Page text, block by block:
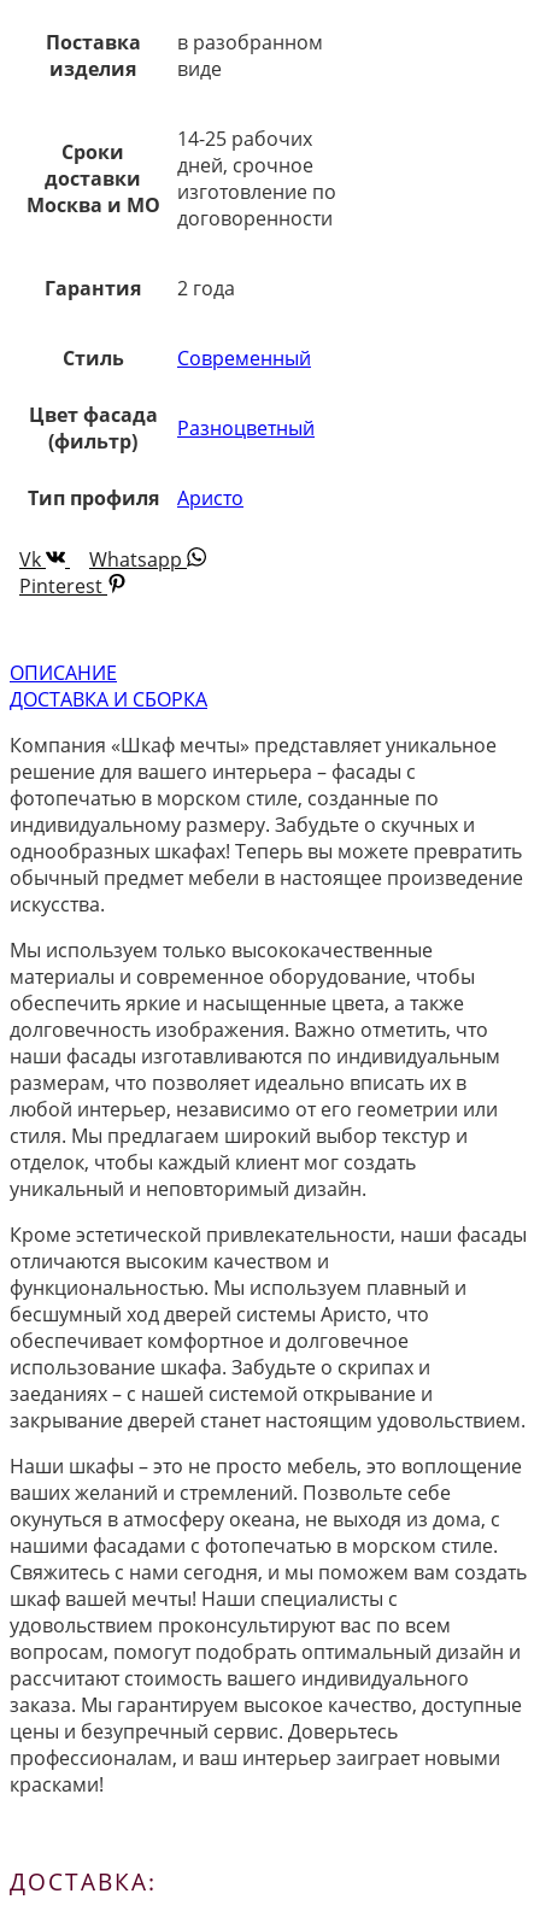
Поставка
изделия
в разобранном
виде
Сроки
доставки
Москва и МО
14-25 рабочих
дней, срочное
изготовление по
договоренности
Гарантия 2 года
Стиль Современный
Цвет фасада
(фильтр)
Разноцветный
Тип профиля Аристо
Vk
Whatsapp
Pinterest
ОПИСАНИЕ
ДОСТАВКА И СБОРКА
Компания «Шкаф мечты» представляет уникальное
решение для вашего интерьера – фасады с
фотопечатью в морском стиле, созданные по
индивидуальному размеру. Забудьте о скучных и
однообразных шкафах! Теперь вы можете превратить
обычный предмет мебели в настоящее произведение
искусства.
Мы используем только высококачественные
материалы и современное оборудование, чтобы
обеспечить яркие и насыщенные цвета, а также
долговечность изображения. Важно отметить, что
наши фасады изготавливаются по индивидуальным
размерам, что позволяет идеально вписать их в
любой интерьер, независимо от его геометрии или
стиля. Мы предлагаем широкий выбор текстур и
отделок, чтобы каждый клиент мог создать
уникальный и неповторимый дизайн.
Кроме эстетической привлекательности, наши фасады
отличаются высоким качеством и
функциональностью. Мы используем плавный и
бесшумный ход дверей системы Аристо, что
обеспечивает комфортное и долговечное
использование шкафа. Забудьте о скрипах и
заеданиях – с нашей системой открывание и
закрывание дверей станет настоящим удовольствием.
Наши шкафы – это не просто мебель, это воплощение
ваших желаний и стремлений. Позвольте себе
окунуться в атмосферу океана, не выходя из дома, с
нашими фасадами с фотопечатью в морском стиле.
Свяжитесь с нами сегодня, и мы поможем вам создать
шкаф вашей мечты! Наши специалисты с
удовольствием проконсультируют вас по всем
вопросам, помогут подобрать оптимальный дизайн и
рассчитают стоимость вашего индивидуального
заказа. Мы гарантируем высокое качество, доступные
цены и безупречный сервис. Доверьтесь
профессионалам, и ваш интерьер заиграет новыми
красками!
ДОСТАВКА: